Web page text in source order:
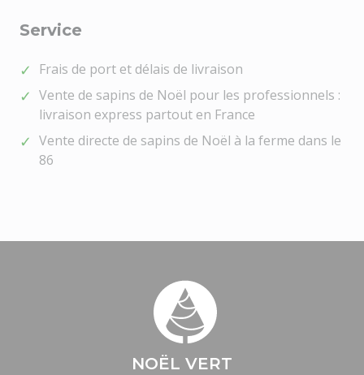
Service
Frais de port et délais de livraison
Vente de sapins de Noël pour les professionnels :
livraison express partout en France
Vente directe de sapins de Noël à la ferme dans le
86
NOËL VERT